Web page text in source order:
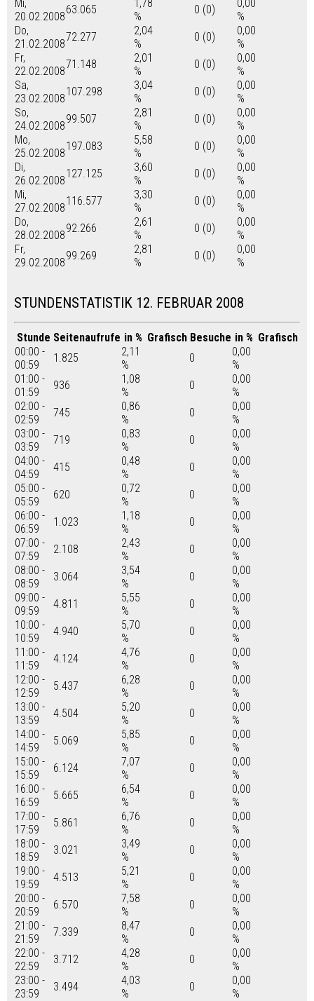
Mi,
20.02.2008
63.065
1,78
%
0 (0)
0,00
%
Do,
21.02.2008
72.277
2,04
%
0 (0)
0,00
%
Fr,
22.02.2008
71.148
2,01
%
0 (0)
0,00
%
Sa,
23.02.2008
107.298
3,04
%
0 (0)
0,00
%
So,
24.02.2008
99.507
2,81
%
0 (0)
0,00
%
Mo,
25.02.2008
197.083
5,58
%
0 (0)
0,00
%
Di,
26.02.2008
127.125
3,60
%
0 (0)
0,00
%
Mi,
27.02.2008
116.577
3,30
%
0 (0)
0,00
%
Do,
28.02.2008
92.266
2,61
%
0 (0)
0,00
%
Fr,
29.02.2008
99.269
2,81
%
0 (0)
0,00
%
STUNDENSTATISTIK 12. FEBRUAR 2008
Stunde Seitenaufrufe in % Grafisch Besuche in % Grafisch
00:00 -
00:59
1.825
2,11
%
0
0,00
%
01:00 -
01:59
936
1,08
%
0
0,00
%
02:00 -
02:59
745
0,86
%
0
0,00
%
03:00 -
03:59
719
0,83
%
0
0,00
%
04:00 -
04:59
415
0,48
%
0
0,00
%
05:00 -
05:59
620
0,72
%
0
0,00
%
06:00 -
06:59
1.023
1,18
%
0
0,00
%
07:00 -
07:59
2.108
2,43
%
0
0,00
%
08:00 -
08:59
3.064
3,54
%
0
0,00
%
09:00 -
09:59
4.811
5,55
%
0
0,00
%
10:00 -
10:59
4.940
5,70
%
0
0,00
%
11:00 -
11:59
4.124
4,76
%
0
0,00
%
12:00 -
12:59
5.437
6,28
%
0
0,00
%
13:00 -
13:59
4.504
5,20
%
0
0,00
%
14:00 -
14:59
5.069
5,85
%
0
0,00
%
15:00 -
15:59
6.124
7,07
%
0
0,00
%
16:00 -
16:59
5.665
6,54
%
0
0,00
%
17:00 -
17:59
5.861
6,76
%
0
0,00
%
18:00 -
18:59
3.021
3,49
%
0
0,00
%
19:00 -
19:59
4.513
5,21
%
0
0,00
%
20:00 -
20:59
6.570
7,58
%
0
0,00
%
21:00 -
21:59
7.339
8,47
%
0
0,00
%
22:00 -
22:59
3.712
4,28
%
0
0,00
%
23:00 -
23:59
3.494
4,03
%
0
0,00
%